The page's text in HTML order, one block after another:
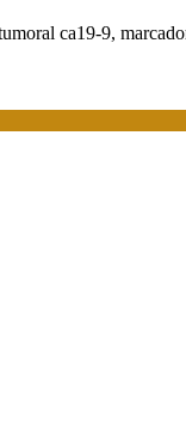
ca19-9,